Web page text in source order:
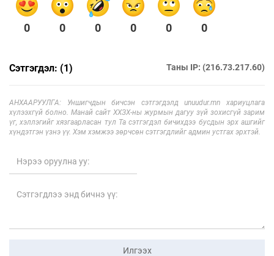
0 0 0 0 0 0
Сэтгэгдэл: (1) Таны IP: (216.73.217.60)
АНХААРУУЛГА: Уншигчдын бичсэн сэтгэгдэлд unuudur.mn хариуцлага
хүлээхгүй болно. Манай сайт ХХЗХ-ны журмын дагуу зүй зохисгүй зарим
үг, хэллэгийг хязгаарласан тул Та сэтгэгдэл бичихдээ бусдын эрх ашгийг
хүндэтгэн үзнэ үү. Хэм хэмжээ зөрчсөн сэтгэгдлийг админ устгах эрхтэй.
Илгээх